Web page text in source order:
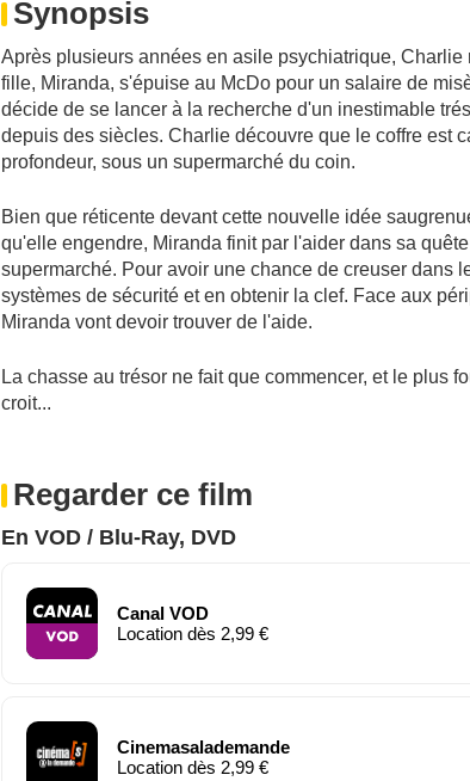
Synopsis
Après plusieurs années en asile psychiatrique, Charlie
fille, Miranda, s'épuise au McDo pour un salaire de
décide de se lancer à la recherche d'un inestimable
depuis des siècles. Charlie découvre que le coffre est
profondeur, sous un supermarché du coin.
Bien que réticente devant cette nouvelle idée
qu'elle engendre, Miranda finit par l'aider dans sa
supermarché. Pour avoir une chance de creuser dans
systèmes de sécurité et en obtenir la clef. Face aux
Miranda vont devoir trouver de l'aide.
La chasse au trésor ne fait que commencer, et le plus
croit...
Regarder ce film
En VOD / Blu-Ray, DVD
Canal VOD
Location dès 2,99 €
Cinemasalademande
Location dès 2,99 €